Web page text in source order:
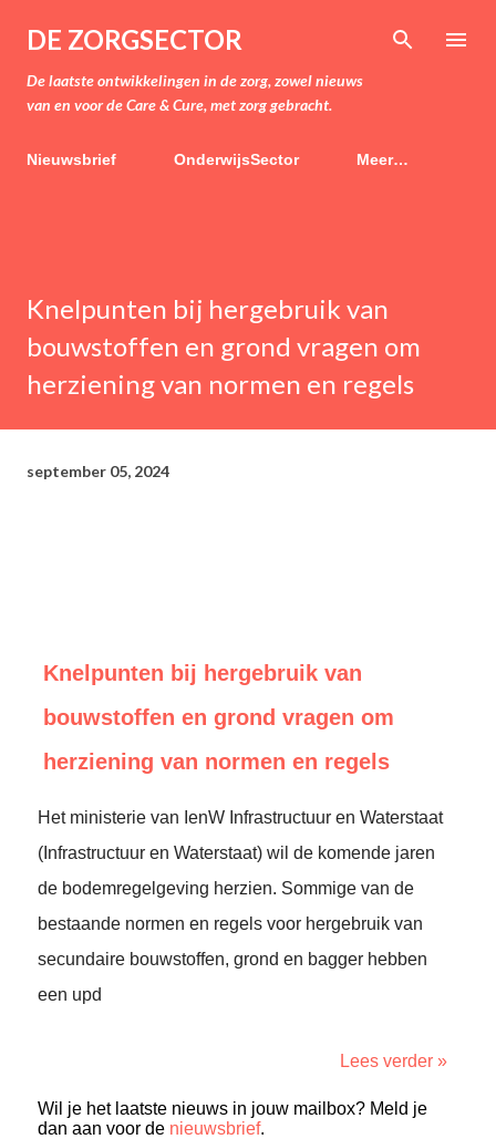
Doorgaan naar hoofdcontent
DE ZORGSECTOR
De laatste ontwikkelingen in de zorg, zowel nieuws
van en voor de Care & Cure, met zorg gebracht.
Nieuwsbrief OnderwijsSector Meer…
Knelpunten bij hergebruik van
bouwstoffen en grond vragen om
herziening van normen en regels
september 05, 2024
Knelpunten bij hergebruik van
bouwstoffen en grond vragen om
herziening van normen en regels
Het ministerie van IenW Infrastructuur en Waterstaat
(Infrastructuur en Waterstaat) wil de komende jaren
de bodemregelgeving herzien. Sommige van de
bestaande normen en regels voor hergebruik van
secundaire bouwstoffen, grond en bagger hebben
een upd
Lees verder »
Wil je het laatste nieuws in jouw mailbox? Meld je
dan aan voor de nieuwsbrief.